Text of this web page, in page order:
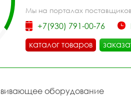
Мы на порталах
+7(930) 791-00-76
каталог товаров
оборудование